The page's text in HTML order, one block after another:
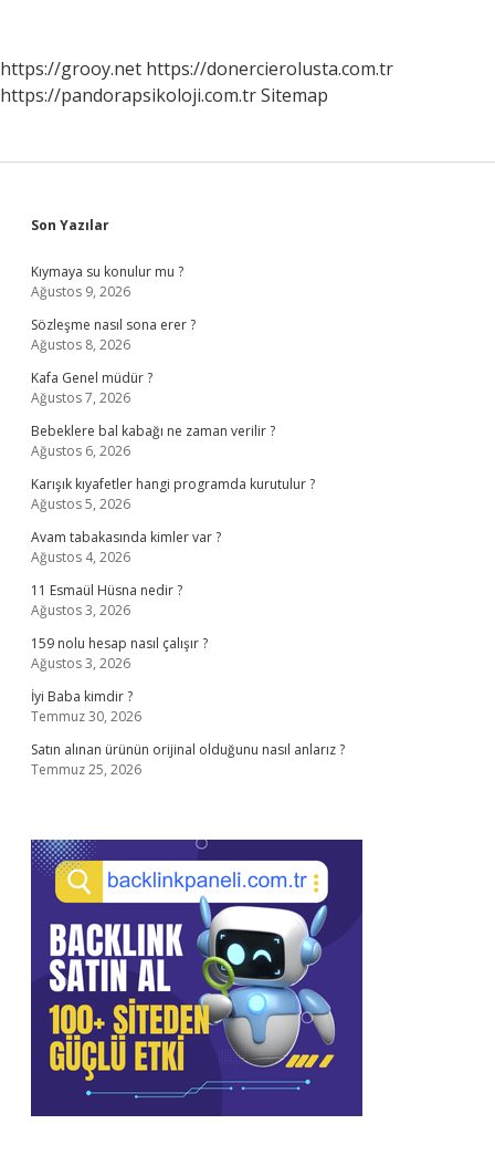
https://grooy.net https://donercierolusta.com.tr
https://pandorapsikoloji.com.trSitemap
Sidebar
Son Yazılar
Kıymaya su konulur mu ?
Ağustos 9, 2026
Sözleşme nasıl sona erer ?
Ağustos 8, 2026
Kafa Genel müdür ?
Ağustos 7, 2026
Bebeklere bal kabağı ne zaman verilir ?
Ağustos 6, 2026
Karışık kıyafetler hangi programda kurutulur ?
Ağustos 5, 2026
Avam tabakasında kimler var ?
Ağustos 4, 2026
11 Esmaül Hüsna nedir ?
Ağustos 3, 2026
159 nolu hesap nasıl çalışır ?
Ağustos 3, 2026
İyi Baba kimdir ?
Temmuz 30, 2026
Satın alınan ürünün orijinal olduğunu nasıl anlarız ?
Temmuz 25, 2026